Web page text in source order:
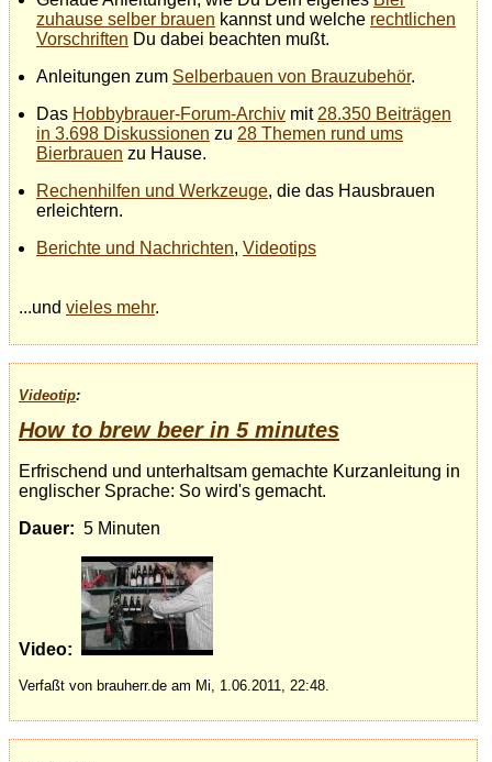
zuhause selber brauen kannst und welche rechtlichen
Vorschriften Du dabei beachten mußt.
Anleitungen zum Selberbauen von Brauzubehör.
Das Hobbybrauer-Forum-Archiv mit 28.350 Beiträgen
in 3.698 Diskussionen zu 28 Themen rund ums
Bierbrauen zu Hause.
Rechenhilfen und Werkzeuge, die das Hausbrauen
erleichtern.
Berichte und Nachrichten, Videotips
...und vieles mehr.
Videotip:
How to brew beer in 5 minutes
Erfrischend und unterhaltsam gemachte Kurzanleitung in
englischer Sprache: So wird's gemacht.
Dauer: 5 Minuten
Video:
Verfaßt von brauherr.de am Mi, 1.06.2011, 22:48.